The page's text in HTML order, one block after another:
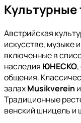
Культурные
Австрийская
искусстве, музыке
включенные в
наследия ЮНЕСКО
общения.
залахMusikverein и
Традиционные
венский шницель и